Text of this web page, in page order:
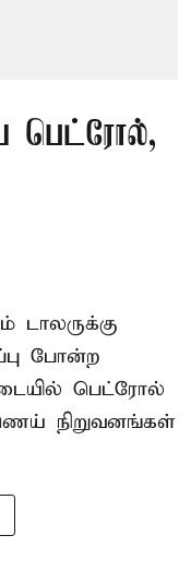
பெட்ரோல்,
போன்ற
பெட்ரோல்
நிறுவனங்கள்